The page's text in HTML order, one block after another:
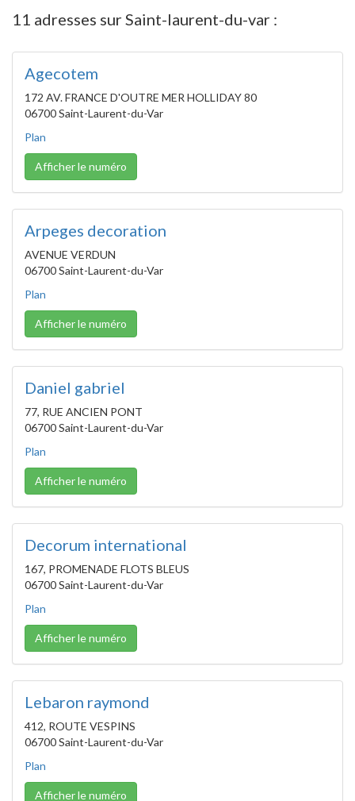
11 adresses sur Saint-laurent-du-var :
Agecotem
172 AV. FRANCE D'OUTRE MER HOLLIDAY 80
06700 Saint-Laurent-du-Var
Plan
Afficher le numéro
Arpeges decoration
AVENUE VERDUN
06700 Saint-Laurent-du-Var
Plan
Afficher le numéro
Daniel gabriel
77, RUE ANCIEN PONT
06700 Saint-Laurent-du-Var
Plan
Afficher le numéro
Decorum international
167, PROMENADE FLOTS BLEUS
06700 Saint-Laurent-du-Var
Plan
Afficher le numéro
Lebaron raymond
412, ROUTE VESPINS
06700 Saint-Laurent-du-Var
Plan
Afficher le numéro